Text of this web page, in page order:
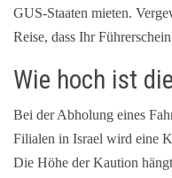
GUS-Staaten mieten.
Reise, dass Ihr
Wie hoch ist
Bei der Abholung eines
Filialen in Israel wird eine
Die Höhe der Kaution